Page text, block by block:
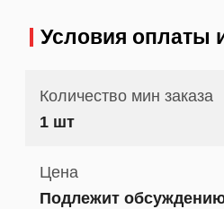
Условия оплаты
Количество мин заказа
1 шт
Цена
Подлежит